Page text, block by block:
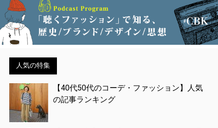
人気の特集
【40代50代のコーデ・ファッション】人気
の記事ランキング